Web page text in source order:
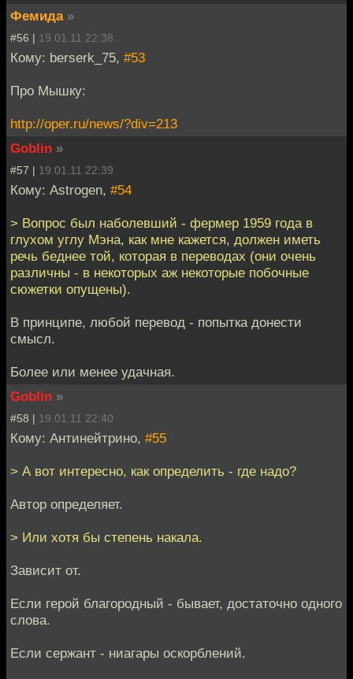
Фемида »
#56 | 19.01.11 22:38
Кому: berserk_75, #53
Про Мышку:
http://oper.ru/news/?div=213
Goblin »
#57 | 19.01.11 22:39
Кому: Astrogen, #54
> Вопрос был наболевший - фермер 1959 года в
глухом углу Мэна, как мне кажется, должен иметь
речь беднее той, которая в переводах (они очень
различны - в некоторых аж некоторые побочные
сюжетки опущены).
В принципе, любой перевод - попытка донести
смысл.
Более или менее удачная.
Goblin »
#58 | 19.01.11 22:40
Кому: Антинейтрино, #55
> А вот интересно, как определить - где надо?
Автор определяет.
> Или хотя бы степень накала.
Зависит от.
Если герой благородный - бывает, достаточно одного
слова.
Если сержант - ниагары оскорблений.